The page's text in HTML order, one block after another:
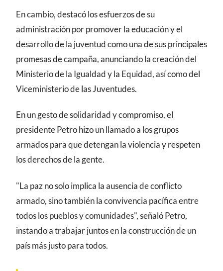
En cambio, destacó los esfuerzos de su
administración por promover la educación y el
desarrollo de la juventud como una de sus principales
promesas de campaña, anunciando la creación del
Ministerio de la Igualdad y la Equidad, así como del
Viceministerio de las Juventudes.
En un gesto de solidaridad y compromiso, el
presidente Petro hizo un llamado a los grupos
armados para que detengan la violencia y respeten
los derechos de la gente.
"La paz no solo implica la ausencia de conflicto
armado, sino también la convivencia pacífica entre
todos los pueblos y comunidades", señaló Petro,
instando a trabajar juntos en la construcción de un
país más justo para todos.